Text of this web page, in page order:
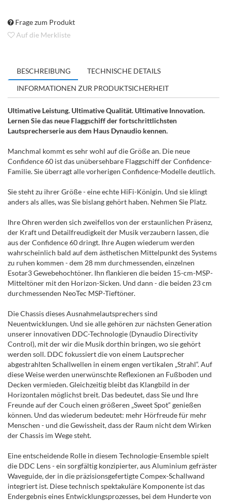
Frage zum Produkt
Auf die Merkliste
BESCHREIBUNG
TECHNISCHE DETAILS
INFORMATIONEN ZUR PRODUKTSICHERHEIT
Ultimative Leistung. Ultimative Qualität. Ultimative Innovation.
Lernen Sie das neue Flaggschiff der fortschrittlichsten
Lautsprecherserie aus dem Haus Dynaudio kennen.
Manchmal kommt es sehr wohl auf die Größe an. Die neue
Confidence 60 ist das unübersehbare Flaggschiff der Confidence-
Familie. Sie überragt alle vorherigen Confidence-Modelle deutlich.
Sie steht zu ihrer Größe - eine echte HiFi-Königin. Und sie klingt
anders als alles, was Sie bislang gehört haben. Nehmen Sie Platz.
Ihre Ohren werden sich zweifellos von der erstaunlichen Präsenz,
der Kraft und Detailfreudigkeit der Musik verzaubern lassen, die
aus der Confidence 60 dringt. Ihre Augen wiederum werden
wahrscheinlich bald auf dem ästhetischen Mittelpunkt des Systems
zu ruhen kommen - dem 28 mm durchmessenden, einzelnen
Esotar3 Gewebehochtöner. Ihn flankieren die beiden 15-cm-MSP-
Mitteltöner mit den Horizon-Sicken. Und dann - die beiden 23 cm
durchmessenden NeoTec MSP-Tieftöner.
Die Chassis dieses Ausnahmelautsprechers sind
Neuentwicklungen. Und sie alle gehören zur nächsten Generation
unserer innovativen DDC-Technologie (Dynaudio Directivity
Control), mit der wir die Musik dorthin bringen, wo sie gehört
werden soll. DDC fokussiert die von einem Lautsprecher
abgestrahlten Schallwellen in einem engen vertikalen „Strahl“. Auf
diese Weise werden unerwünschte Reflexionen an Fußboden und
Decken vermieden. Gleichzeitig bleibt das Klangbild in der
Horizontalen möglichst breit. Das bedeutet, dass Sie und Ihre
Freunde auf der Couch einen größeren „Sweet Spot“ genießen
können. Und das wiederum bedeutet: mehr Hörfreude für mehr
Menschen - und die Gewissheit, dass der Raum nicht dem Wirken
der Chassis im Wege steht.
Eine entscheidende Rolle in diesem Technologie-Ensemble spielt
die DDC Lens - ein sorgfältig konzipierter, aus Aluminium gefräster
Waveguide, der in die präzisionsgefertigte Compex-Schallwand
integriert ist. Diese technisch spektakuläre Komponente ist das
Endergebnis eines Entwicklungsprozesses, bei dem Hunderte von